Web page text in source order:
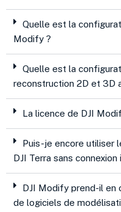
Quelle est la
Modify ?
Quelle est la
reconstruction 2D et 3D
La licence de DJI
Puis-je encore utiliser
DJI Terra sans connexion
DJI Modify prend-il en
de logiciels de